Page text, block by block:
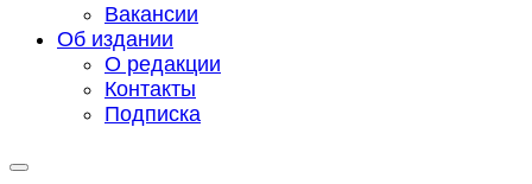
Вакансии
Об издании
О редакции
Контакты
Подписка